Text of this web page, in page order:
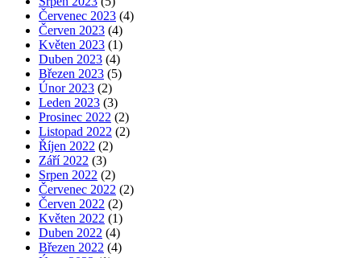
Červenec 2023 (4)
Červen 2023 (4)
Květen 2023 (1)
Duben 2023 (4)
Březen 2023 (5)
Únor 2023 (2)
Leden 2023 (3)
Prosinec 2022 (2)
Listopad 2022 (2)
Říjen 2022 (2)
Září 2022 (3)
Srpen 2022 (2)
Červenec 2022 (2)
Červen 2022 (2)
Květen 2022 (1)
Duben 2022 (4)
Březen 2022 (4)